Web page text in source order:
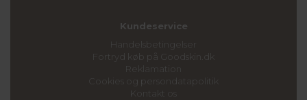
Kundeservice
Handelsbetingelser
Fortryd køb på Goodskin.dk
Reklamation
Cookies og persondatapolitik
Kontakt os